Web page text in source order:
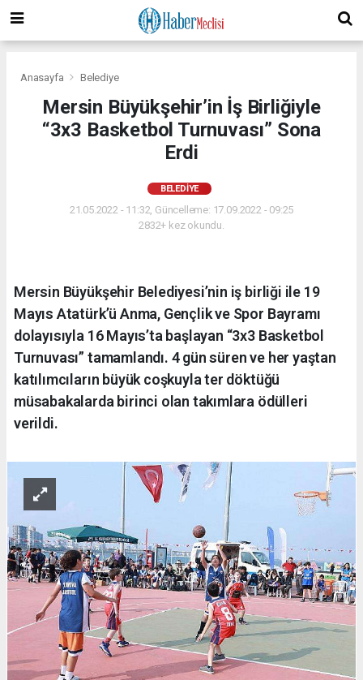
Anasayfa Belediye
Mersin Büyükşehir’in İş Birliğiyle
“3x3 Basketbol Turnuvası” Sona
Erdi
BELEDIYE
21.05.2022 - 11:32, Güncelleme: 17.09.2022 - 09:25
2832+ kez okundu.
Mersin Büyükşehir Belediyesi’nin iş birliği ile 19
Mayıs Atatürk’ü Anma, Gençlik ve Spor Bayramı
dolayısıyla 16 Mayıs’ta başlayan “3x3 Basketbol
Turnuvası” tamamlandı. 4 gün süren ve her yaştan
katılımcıların büyük coşkuyla ter döktüğü
müsabakalarda birinci olan takımlara ödülleri
verildi.